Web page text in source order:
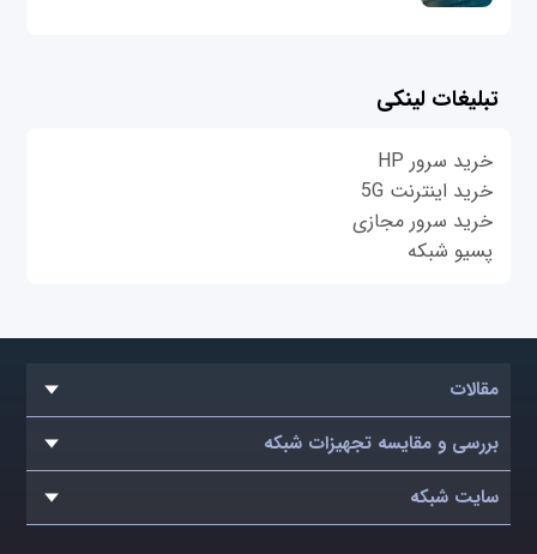
تبلیغات لینکی
خرید سرور HP
خرید اینترنت 5G
خرید سرور مجازی
پسیو شبکه
مقالات
بررسی و مقایسه تجهیزات شبکه
سایت شبکه